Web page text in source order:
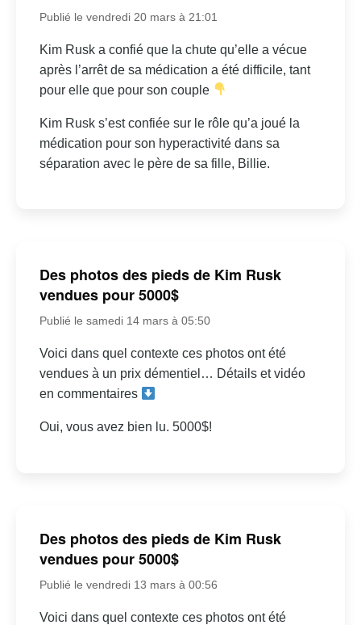
Publié le vendredi 20 mars à 21:01
Kim Rusk a confié que la chute qu’elle a vécue
après l’arrêt de sa médication a été difficile, tant
pour elle que pour son couple
Kim Rusk s’est confiée sur le rôle qu’a joué la
médication pour son hyperactivité dans sa
séparation avec le père de sa fille, Billie.
Des photos des pieds de Kim Rusk
vendues pour 5000$
Publié le samedi 14 mars à 05:50
Voici dans quel contexte ces photos ont été
vendues à un prix démentiel… Détails et vidéo
en commentaires
Oui, vous avez bien lu. 5000$!
Des photos des pieds de Kim Rusk
vendues pour 5000$
Publié le vendredi 13 mars à 00:56
Voici dans quel contexte ces photos ont été